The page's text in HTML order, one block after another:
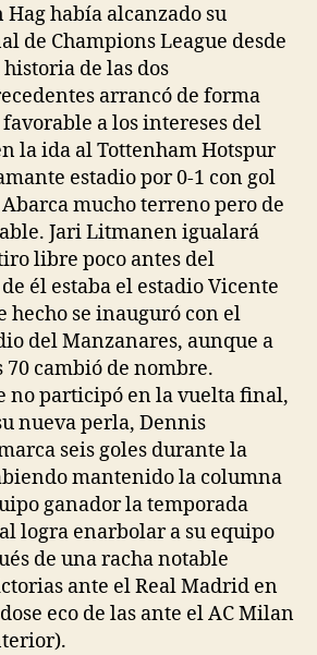
Hag había alcanzado su
de Champions League desde
historia de las dos
arrancó de forma
a los intereses del
la ida al Tottenham Hotspur
estadio por 0-1 con gol
mucho terreno pero de
Jari Litmanen igualará
libre poco antes del
él estaba el estadio Vicente
hecho se inauguró con el
del Manzanares, aunque a
cambió de nombre.
no participó en la vuelta final,
nueva perla, Dennis
seis goles durante la
mantenido la columna
ganador la temporada
logra enarbolar a su equipo
de una racha notable
ante el Real Madrid en
eco de las ante el AC Milan